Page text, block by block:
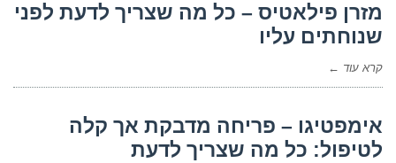
מזרן פילאטיס – כל מה שצריך לדעת לפני
שנוחתים עליו
קרא עוד ←
אימפטיגו – פריחה מדבקת אך קלה
לטיפול: כל מה שצריך לדעת